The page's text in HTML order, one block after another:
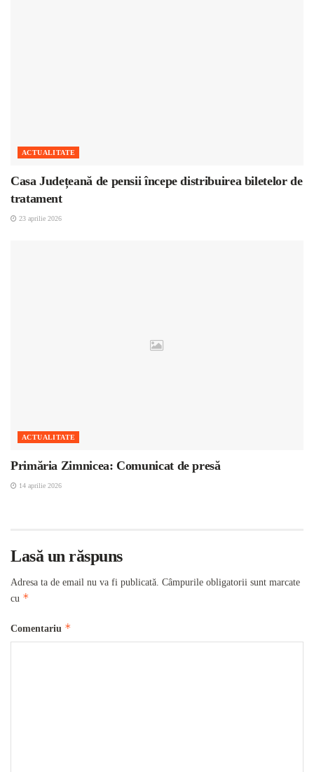
ACTUALITATE
Casa Județeană de pensii începe distribuirea biletelor de
tratament
23 aprilie 2026
ACTUALITATE
Primăria Zimnicea: Comunicat de presă
14 aprilie 2026
Lasă un răspuns
Adresa ta de email nu va fi publicată. Câmpurile obligatorii sunt marcate
cu *
Comentariu *